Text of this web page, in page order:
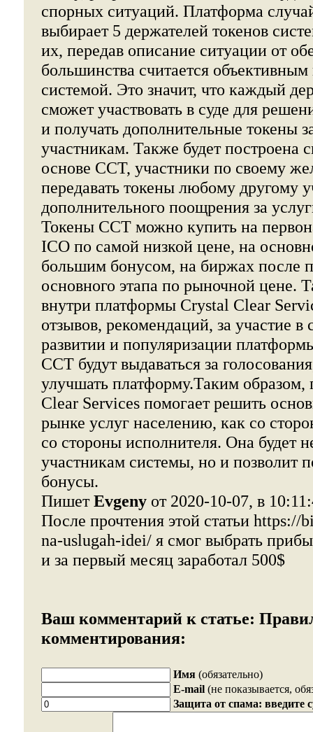
спорных ситуаций. Платформа
выбирает 5 держателей токенов
их, передав описание ситуации от
большинства считается
системой. Это значит, что каждый
сможет участвовать в суде для
и получать дополнительные токены
участникам. Также будет построена
основе CCT, участники по своему
передавать токены любому другому
дополнительного поощрения за
Токены CCT можно купить на
ICO по самой низкой цене, на
большим бонусом, на биржах после
основного этапа по рыночной цене.
внутри платформы Crystal Clear
отзывов, рекомендаций, за участие в
развитии и популяризации
CCT будут выдаваться за
улучшать платформу.Таким
Clear Services помогает решить
рынке услуг населению, как со
со стороны исполнителя. Она будет
участникам системы, но и позволит
бонусы.
ПишетEvgeny от 2020-10-07, в
После прочтения этой статьи https://
na-uslugah-idei/ я смог выбрать
и за первый месяц заработал 500$
Ваш комментарий к статье:
комментирования:
Имя (обязательно)
E-mail (не показывается,
Защита от спама: введите